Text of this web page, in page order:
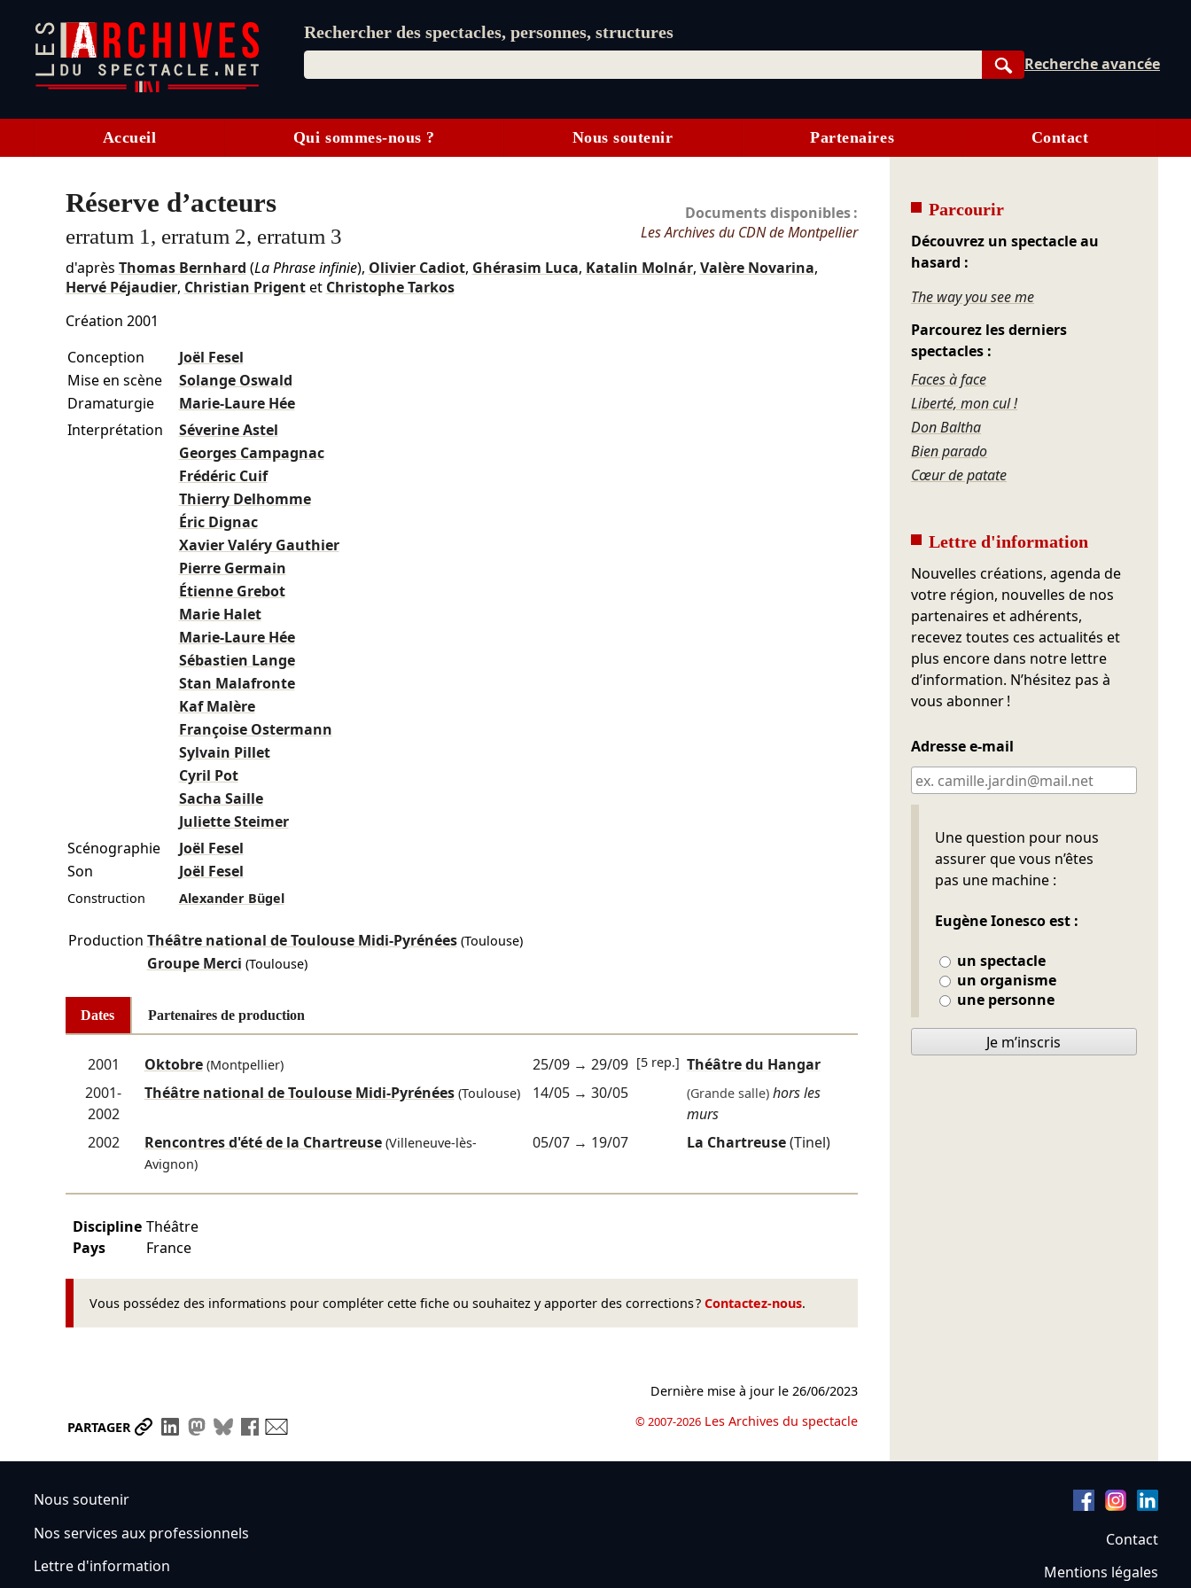
Rechercher des spectacles, personnes, structures
Rechercher
Recherche avancée
Accueil Qui sommes-nous ? Nous soutenir Partenaires Contact
Documents disponibles :
Les Archives du CDN de Montpellier
Réserve d’acteurs
erratum 1, erratum 2, erratum 3
d'après Thomas Bernhard (La Phrase infinie), Olivier Cadiot, Ghérasim Luca, Katalin Molnár, Valère Novarina,
Hervé Péjaudier, Christian Prigentet Christophe Tarkos
Création 2001
Conception
Joël Fesel
Mise en scène
Solange Oswald
Dramaturgie
Marie-Laure Hée
Interprétation
Séverine Astel
Georges Campagnac
Frédéric Cuif
Thierry Delhomme
Éric Dignac
Xavier Valéry Gauthier
Pierre Germain
Étienne Grebot
Marie Halet
Marie-Laure Hée
Sébastien Lange
Stan Malafronte
Kaf Malère
Françoise Ostermann
Sylvain Pillet
Cyril Pot
Sacha Saille
Juliette Steimer
Scénographie
Joël Fesel
Son
Joël Fesel
Construction Alexander Bügel
Production Théâtre national de Toulouse Midi-Pyrénées(Toulouse)
Groupe Merci (Toulouse)
Dates Partenaires de production
2001 Oktobre(Montpellier) 25/09→ 29/09 [5 rep.] Théâtre du Hangar
2001-
2002
Théâtre national de Toulouse Midi-Pyrénées(Toulouse) 14/05→ 30/05 (Grande salle) hors les
murs
2002
Rencontres d'été de la Chartreuse(Villeneuve-lès-
Avignon)
05/07→ 19/07 La Chartreuse(Tinel)
Discipline Théâtre
Pays
France
Vous possédez des informations pour compléter cette fiche ou souhaitez y apporter des corrections ? Contactez-nous.
PARTAGER Partager le lien
Partager sur LinkedIn
Partager sur Mastodon
Partager sur Bluesky
Partager sur Facebook
Dernière mise à jour le26/06/2023
© 2007-2026 Les Archives du spectacle
Parcourir
Découvrez un spectacle au
hasard :
The way you see me
Parcourez les derniers
spectacles :
Faces à face
Liberté, mon cul !
Don Baltha
Bien parado
Cœur de patate
Lettre d'information
Nouvelles créations, agenda de
votre région, nouvelles de nos
partenaires et adhérents,
recevez toutes ces actualités et
plus encore dans notre lettre
d’information. N’hésitez pas à
vous abonner !
Adresse e-mail
Une question pour nous
assurer que vous n’êtes
pas une machine :
Eugène Ionesco est :
un spectacle
un organisme
une personne
Ne pas remplir
Je m’inscris
Nous soutenir
Nos services aux professionnels
Lettre d'information
Contact
Mentions légales